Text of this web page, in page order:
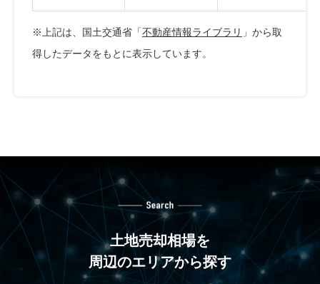
※上記は、国土交通省「不動産情報ライブラリ 」から取
得したデータをもとに表示しています。
土地売却相場を
周辺のエリアから探す